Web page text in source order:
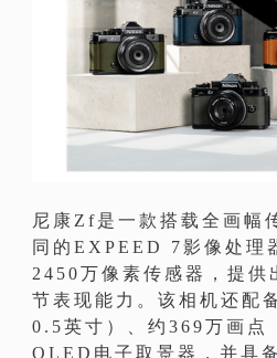
尼康Zf是一款搭载全画幅
同的EXPEED 7影像处理
2450万像素传感器，提供
节表现能力。该相机还配
0.5英寸）、约369万画
OLED电子取景器，并具